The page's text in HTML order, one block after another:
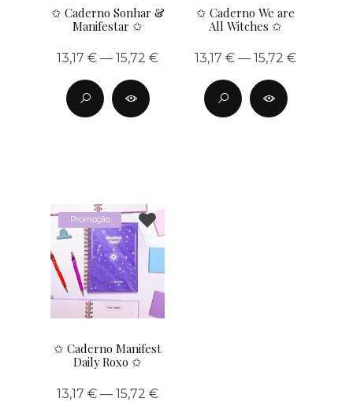
✩ Caderno Sonhar &
Manifestar ✩
13,17 € — 15,72 €
✩ Caderno We are
All Witches ✩
13,17 € — 15,72 €
Promoção
✩ Caderno Manifest
Daily Roxo ✩
13,17 € — 15,72 €